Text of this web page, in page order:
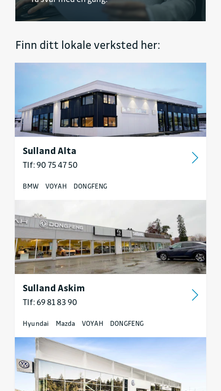
Finn ditt lokale verksted her:
Sulland Alta
Tlf: 90 75 47 50
BMW VOYAH DONGFENG
Sulland Askim
Tlf: 69 81 83 90
Hyundai Mazda VOYAH DONGFENG